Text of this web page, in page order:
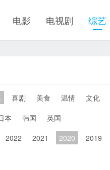
电影 电视剧 综艺
喜剧 美食 温情 文化
本 韩国
英国
2022 2021 2020 2019